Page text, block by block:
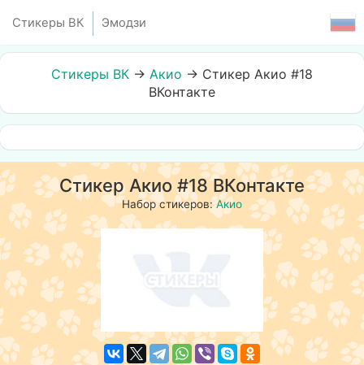
Стикеры ВК Эмодзи
Стикеры ВК → Акио → Стикер Акио #18
ВКонтакте
Стикер Акио #18 ВКонтакте
Набор стикеров:Акио